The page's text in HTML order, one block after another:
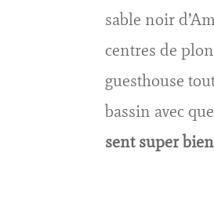
sable noir
centres de
guesthouse
bassin avec
sent super